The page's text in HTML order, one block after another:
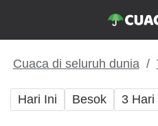
Cuaca di seluruh dunia
Hari Ini Besok 3 Hari